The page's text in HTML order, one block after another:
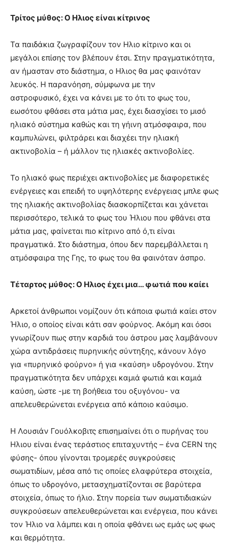
Τρίτος μύθος: Ο Ηλιος είναι κίτρινος
Τα παιδάκια ζωγραφίζουν τον Ηλιο κίτρινο και οι
μεγάλοι επίσης τον βλέπουν έτσι. Στην πραγματικότητα,
αν ήμασταν στο διάστημα, ο Ηλιος θα μας φαινόταν
λευκός. Η παρανόηση, σύμφωνα με την
αστροφυσικό, έχει να κάνει με το ότι το φως του,
εωσότου φθάσει στα μάτια μας, έχει διασχίσει το μισό
ηλιακό σύστημα καθώς και τη γήινη ατμόσφαιρα, που
καμπυλώνει, φιλτράρει και διαχέει την ηλιακή
ακτινοβολία – ή μάλλον τις ηλιακές ακτινοβολίες.
Το ηλιακό φως περιέχει ακτινοβολίες με διαφορετικές
ενέργειες και επειδή το υψηλότερης ενέργειας μπλε φως
της ηλιακής ακτινοβολίας διασκορπίζεται και χάνεται
περισσότερο, τελικά το φως του Ήλιου που φθάνει στα
μάτια μας, φαίνεται πιο κίτρινο από ό,τι είναι
πραγματικά. Στο διάστημα, όπου δεν παρεμβάλλεται η
ατμόσφαιρα της Γης, το φως του θα φαινόταν άσπρο.
Τέταρτος μύθος: Ο Ηλιος έχει μια… φωτιά που καίει
Αρκετοί άνθρωποι νομίζουν ότι κάποια φωτιά καίει στον
Ήλιο, ο οποίος είναι κάτι σαν φούρνος. Ακόμη και όσοι
γνωρίζουν πως στην καρδιά του άστρου μας λαμβάνουν
χώρα αντιδράσεις πυρηνικής σύντηξης, κάνουν λόγο
για «πυρηνικό φούρνο» ή για «καύση» υδρογόνου. Στην
πραγματικότητα δεν υπάρχει καμιά φωτιά και καμιά
καύση, ώστε -με τη βοήθεια του οξυγόνου- να
απελευθερώνεται ενέργεια από κάποιο καύσιμο.
Η Λουσιάν Γουόλκοβιτς επισημαίνει ότι ο πυρήνας του
Ηλιου είναι ένας τεράστιος επιταχυντής – ένα CERN της
φύσης- όπου γίνονται τρομερές συγκρούσεις
σωματιδίων, μέσα από τις οποίες ελαφρύτερα στοιχεία,
όπως το υδρογόνο, μετασχηματίζονται σε βαρύτερα
στοιχεία, όπως το ήλιο. Στην πορεία των σωματιδιακών
συγκρούσεων απελευθερώνεται και ενέργεια, που κάνει
τον Ήλιο να λάμπει και η οποία φθάνει ως εμάς ως φως
και θερμότητα.